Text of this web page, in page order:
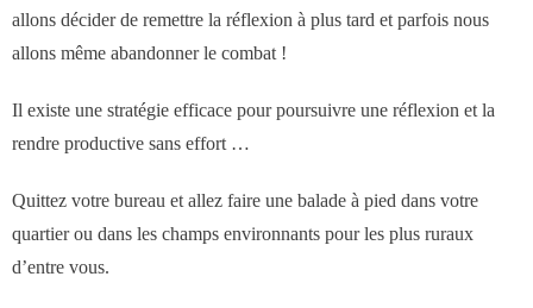
des réseaux de vente
- Formations aux techniques de vente
- Formations des managers
commerciaux
allons décider de remettre la réflexion à plus tard et parfois nous
allons même abandonner le combat !
Il existe une stratégie efficace pour poursuivre une réflexion et la
rendre productive sans effort …
Quittez votre bureau et allez faire une balade à pied dans votre
quartier ou dans les champs environnants pour les plus ruraux
d’entre vous.